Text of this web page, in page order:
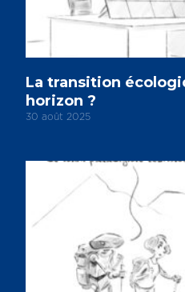
La transition
horizon ?
30 août 2025